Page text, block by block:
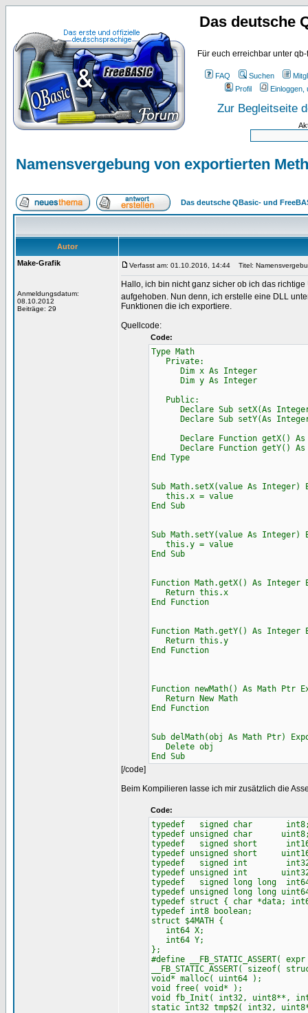
Das deutsche
Für euch erreichbar unter
FAQ Suchen
Profil
Einloggen,
Zur Begleitseite
Namensvergebung von exportierten
Das deutsche QBasic- und
Autor
Make-Grafik
Anmeldungsdatum:
08.10.2012
Beiträge: 29
Verfasst am: 01.10.2016, 14:44 Titel:
Hallo, ich bin nicht ganz sicher ob ich das
aufgehoben. Nun denn, ich erstelle eine DLL
Funktionen die ich exportiere.
Quellcode:
Code:
Type Math
Private:
Dim x As Integer
Dim y As Integer
Public:
Declare Sub setX(As
Declare Sub setY(As
Declare Function getX() As
Declare Function getY() As
End Type
Sub Math.setX(value As Integer)
this.x = value
End Sub
Sub Math.setY(value As Integer)
this.y = value
End Sub
Function Math.getX() As Integer
Return this.x
End Function
Function Math.getY() As Integer
Return this.y
End Function
Function newMath() As Math Ptr
Return New Math
End Function
Sub delMath(obj As Math Ptr)
Delete obj
End Sub
[/code]
Beim Kompilieren lasse ich mir zusätzlich die
Code:
typedef signed char
typedef unsigned char
typedef signed short
typedef unsigned short
typedef signed int
typedef unsigned int
typedef signed long long
typedef unsigned long long
typedef struct { char *data;
typedef int8 boolean;
struct $4MATH {
int64 X;
int64 Y;
};
#define
__FB_STATIC_ASSERT( sizeof(
void* malloc( uint64 );
void free( void* );
void fb_Init( int32, uint8**,
static int32 tmp$2( int32,